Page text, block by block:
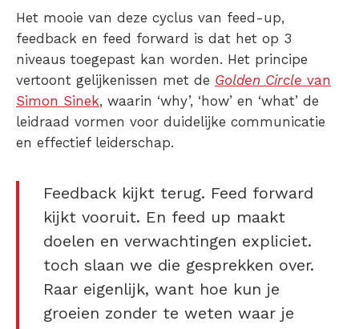
Het mooie van deze cyclus van feed-up,
feedback en feed forward is dat het op 3
niveaus toegepast kan worden. Het principe
vertoont gelijkenissen met de Golden Circle van
Simon Sinek, waarin ‘why’, ‘how’ en ‘what’ de
leidraad vormen voor duidelijke communicatie
en effectief leiderschap.
Feedback kijkt terug. Feed forward
kijkt vooruit. En feed up maakt
doelen en verwachtingen expliciet.
toch slaan we die gesprekken over.
Raar eigenlijk, want hoe kun je
groeien zonder te weten waar je